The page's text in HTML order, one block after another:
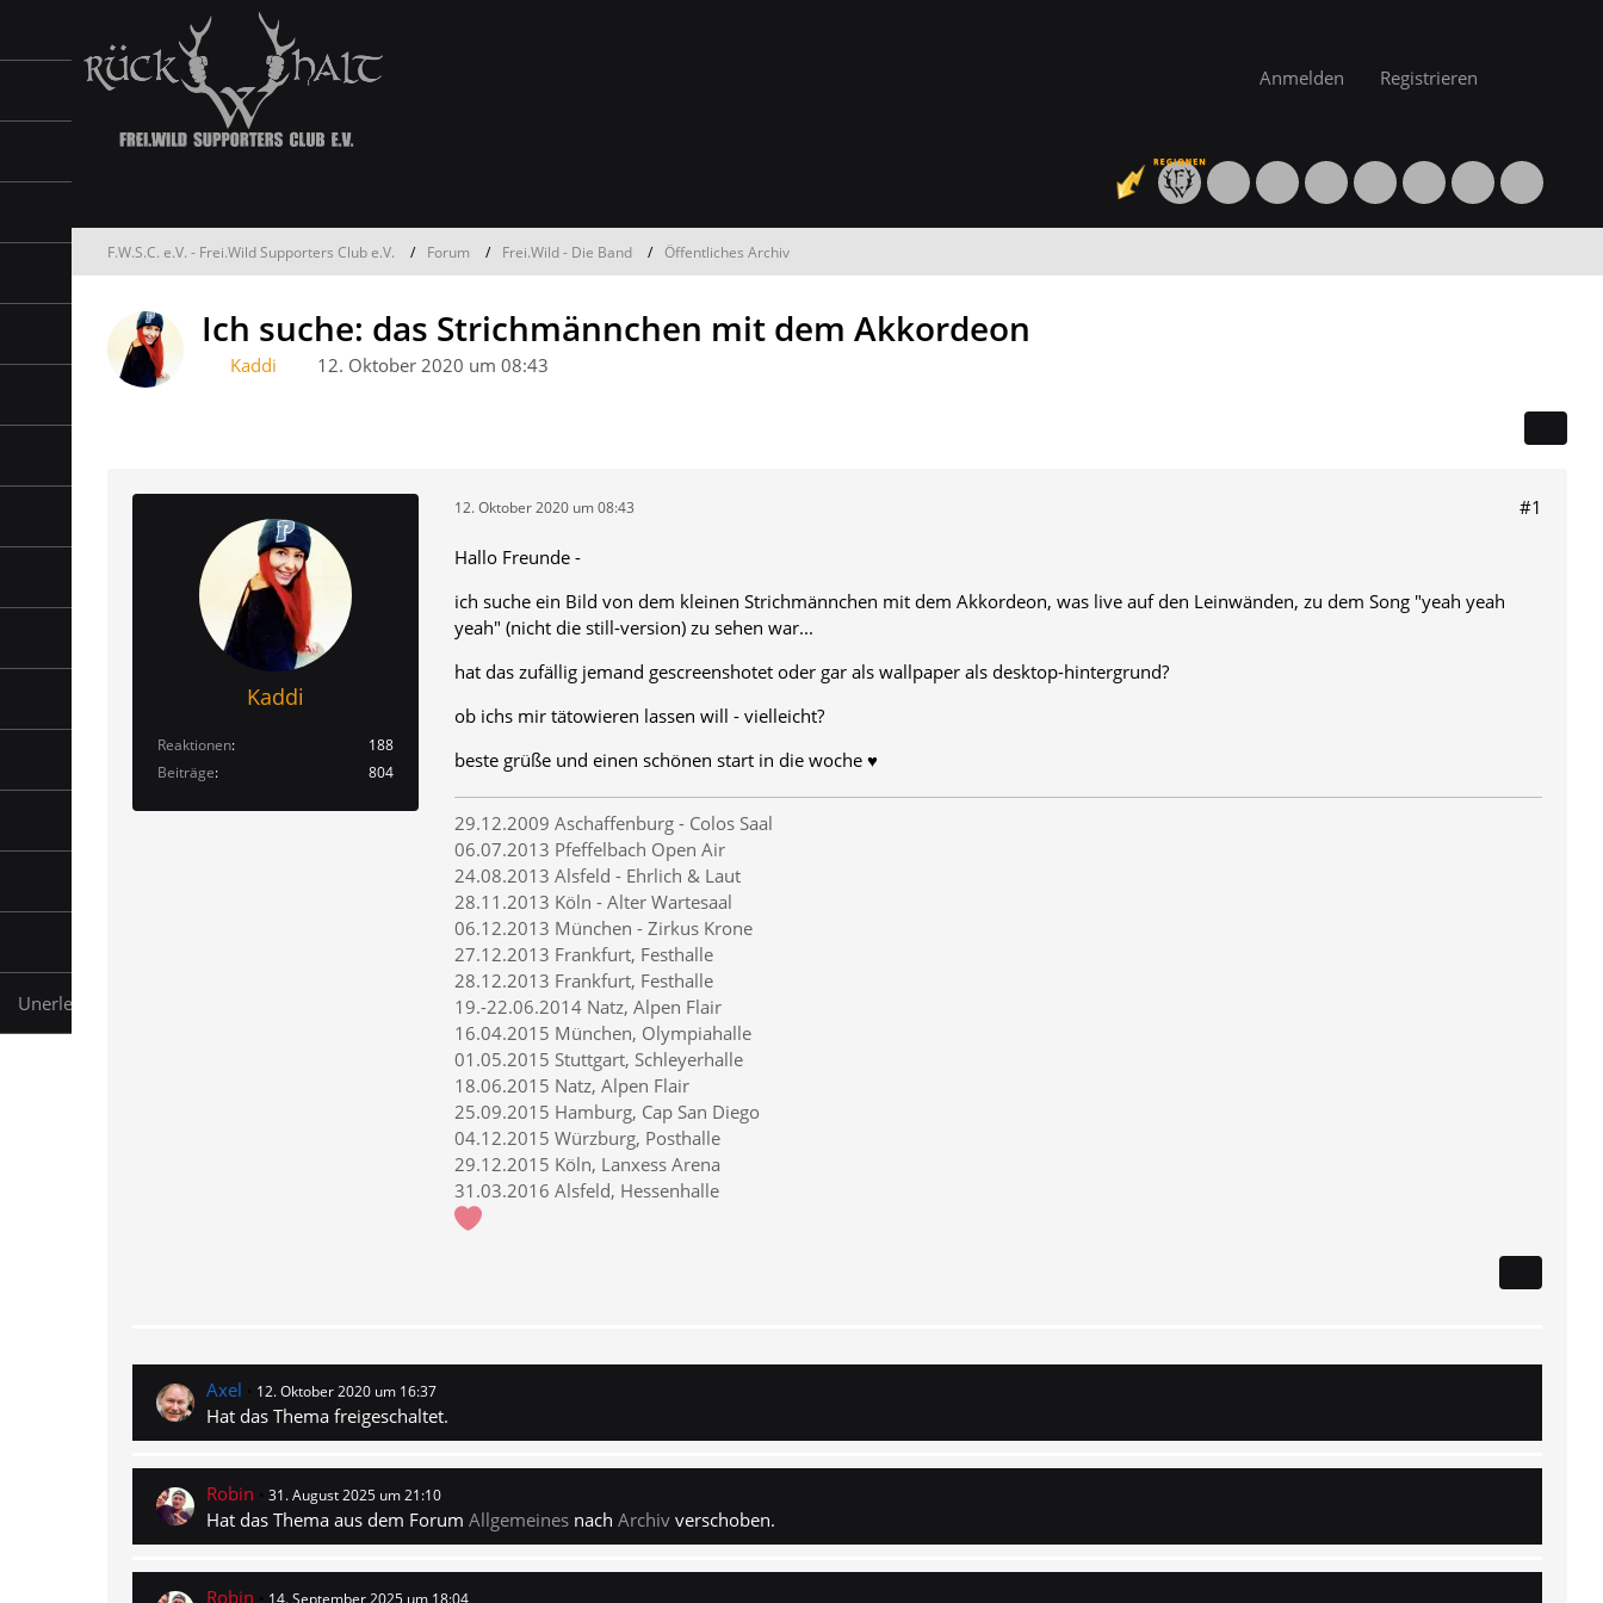
Unerledigte Themen
Anmelden Registrieren
F.W.S.C. e.V. - Frei.Wild Supporters Club e.V. Forum Frei.Wild - Die Band Öffentliches Archiv
Ich suche: das Strichmännchen mit dem Akkordeon
Kaddi 12. Oktober 2020 um 08:43
Kaddi
Reaktionen
188
Beiträge
804
12. Oktober 2020 um 08:43 #1
Hallo Freunde -
ich suche ein Bild von dem kleinen Strichmännchen mit dem Akkordeon, was live auf den Leinwänden, zu dem Song "yeah yeah
yeah" (nicht die still-version) zu sehen war...
hat das zufällig jemand gescreenshotet oder gar als wallpaper als desktop-hintergrund?
ob ichs mir tätowieren lassen will - vielleicht?
beste grüße und einen schönen start in die woche ♥
29.12.2009 Aschaffenburg - Colos Saal
06.07.2013 Pfeffelbach Open Air
24.08.2013 Alsfeld - Ehrlich & Laut
28.11.2013 Köln - Alter Wartesaal
06.12.2013 München - Zirkus Krone
27.12.2013 Frankfurt, Festhalle
28.12.2013 Frankfurt, Festhalle
19.-22.06.2014 Natz, Alpen Flair
16.04.2015 München, Olympiahalle
01.05.2015 Stuttgart, Schleyerhalle
18.06.2015 Natz, Alpen Flair
25.09.2015 Hamburg, Cap San Diego
04.12.2015 Würzburg, Posthalle
29.12.2015 Köln, Lanxess Arena
31.03.2016 Alsfeld, Hessenhalle
Axel 12. Oktober 2020 um 16:37
Hat das Thema freigeschaltet.
Robin 31. August 2025 um 21:10
Hat das Thema aus dem Forum Allgemeines nach Archiv verschoben.
Robin